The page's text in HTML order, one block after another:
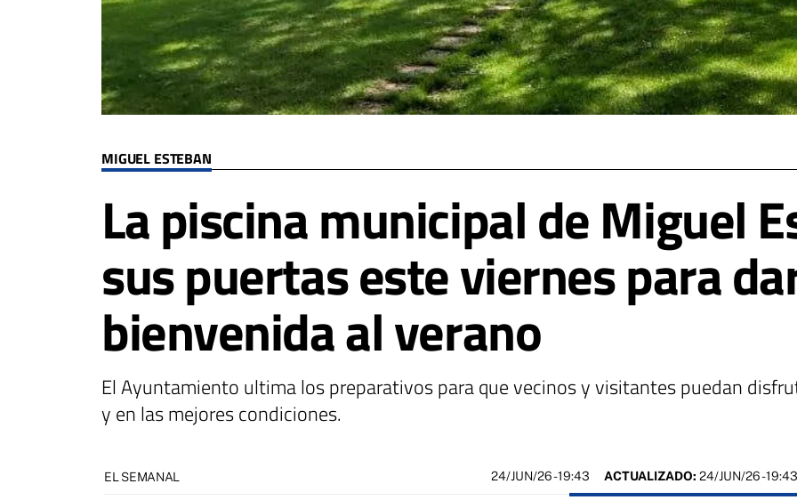
MIGUEL ESTEBAN
La piscina municipal de Miguel
sus puertas este viernes para
bienvenida al verano
El Ayuntamiento ultima los preparativos para que vecinos y visitantes puedan
y en las mejores condiciones.
EL SEMANAL 24/JUN/26- 19:43 ACTUALIZADO: 24/JUN/26 - 19:43